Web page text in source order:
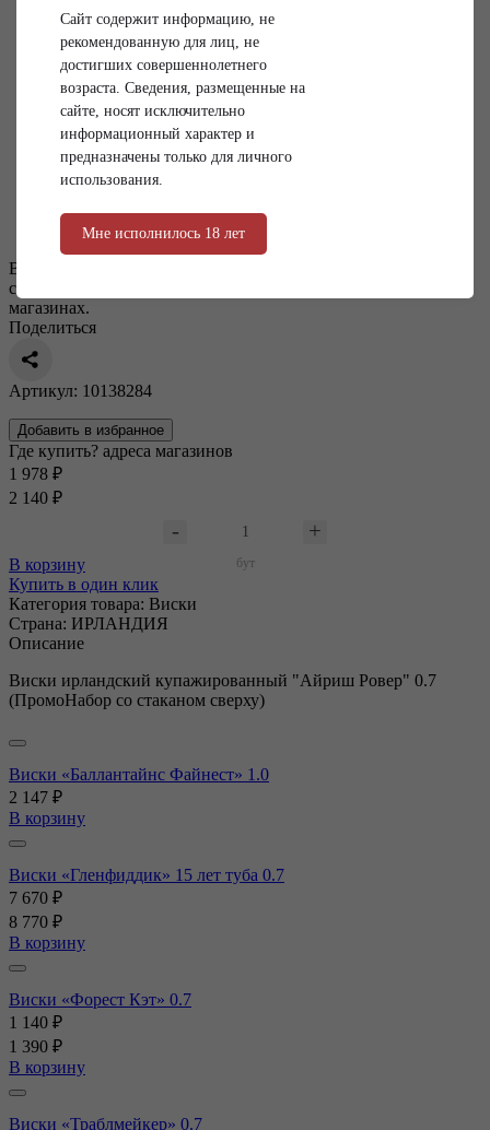
Внешний вид товаров, характеристики и цены, указанные на
сайте, могут отличаться от представленных в наших
магазинах.
Поделиться
Артикул: 10138284
Добавить в избранное
Где купить? адреса магазинов
1 978 ₽
2 140 ₽
бут
В корзину
Купить в один клик
Категория товара: Виски
Страна: ИРЛАНДИЯ
Описание
Виски ирландский купажированный "Айриш Ровер" 0.7
(ПромоНабор со стаканом сверху)
Виски «Баллантайнс Файнест» 1.0
2 147 ₽
В корзину
Виски «Гленфиддик» 15 лет туба 0.7
7 670 ₽
8 770 ₽
В корзину
Виски «Форест Кэт» 0.7
1 140 ₽
1 390 ₽
В корзину
Виски «Траблмейкер» 0.7
Сайт содержит информацию, не
рекомендованную для лиц, не
достигших совершеннолетнего
возраста. Сведения, размещенные на
сайте, носят исключительно
информационный характер и
предназначены только для личного
использования.